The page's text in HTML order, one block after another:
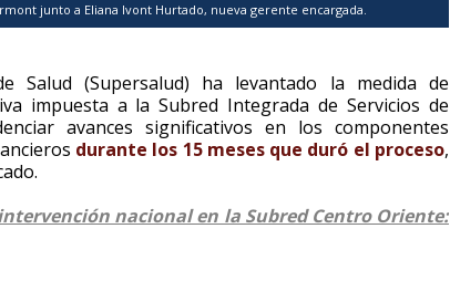
junto a Eliana Ivont Hurtado, nueva gerente encargada.
Salud (Supersalud) ha levantado la medida de
impuesta a la Subred Integrada de Servicios de
avances significativos en los componentes
durante los 15 meses que duró el proceso,
nacional en la Subred Centro Oriente: